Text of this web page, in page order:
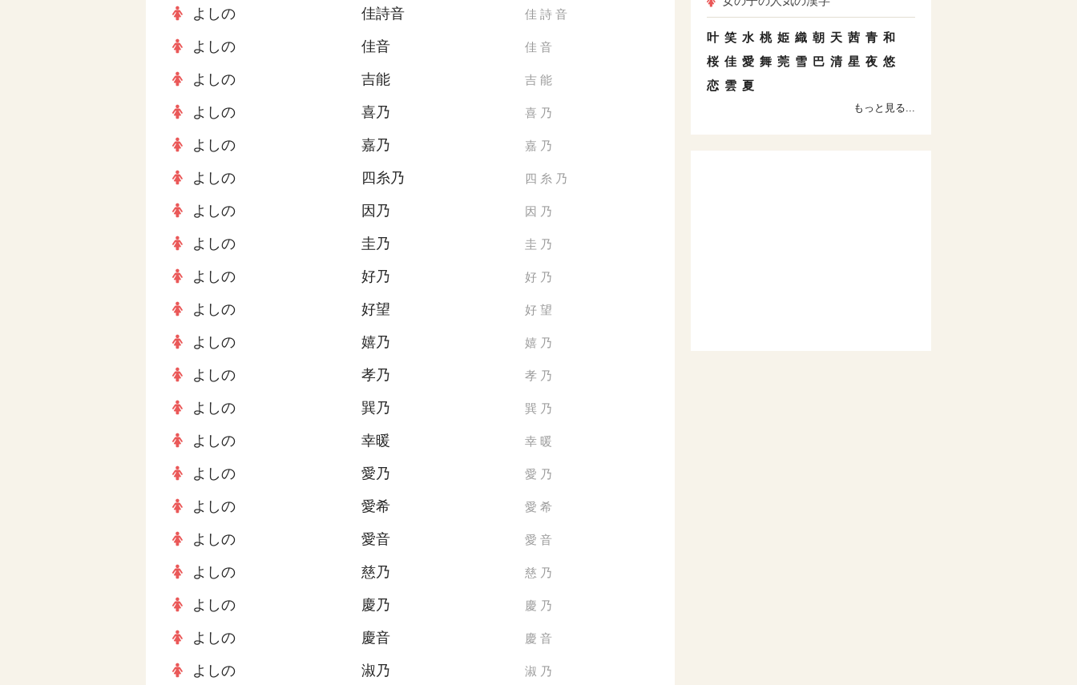
よしの 佳詩音 佳 詩 音
よしの 佳音 佳 音
よしの 吉能 吉 能
よしの 喜乃 喜 乃
よしの 嘉乃 嘉 乃
よしの 四糸乃 四 糸 乃
よしの 因乃 因 乃
よしの 圭乃 圭 乃
よしの 好乃 好 乃
よしの 好望 好 望
よしの 嬉乃 嬉 乃
よしの 孝乃 孝 乃
よしの 巽乃 巽 乃
よしの 幸暖 幸 暖
よしの 愛乃 愛 乃
よしの 愛希 愛 希
よしの 愛音 愛 音
よしの 慈乃 慈 乃
よしの 慶乃 慶 乃
よしの 慶音 慶 音
よしの 淑乃 淑 乃
叶 笑 水 桃 姫 織 朝 天 茜 青 和
桜 佳 愛 舞 莞 雪 巴 清 星 夜 悠
恋 雲 夏
もっと見る...